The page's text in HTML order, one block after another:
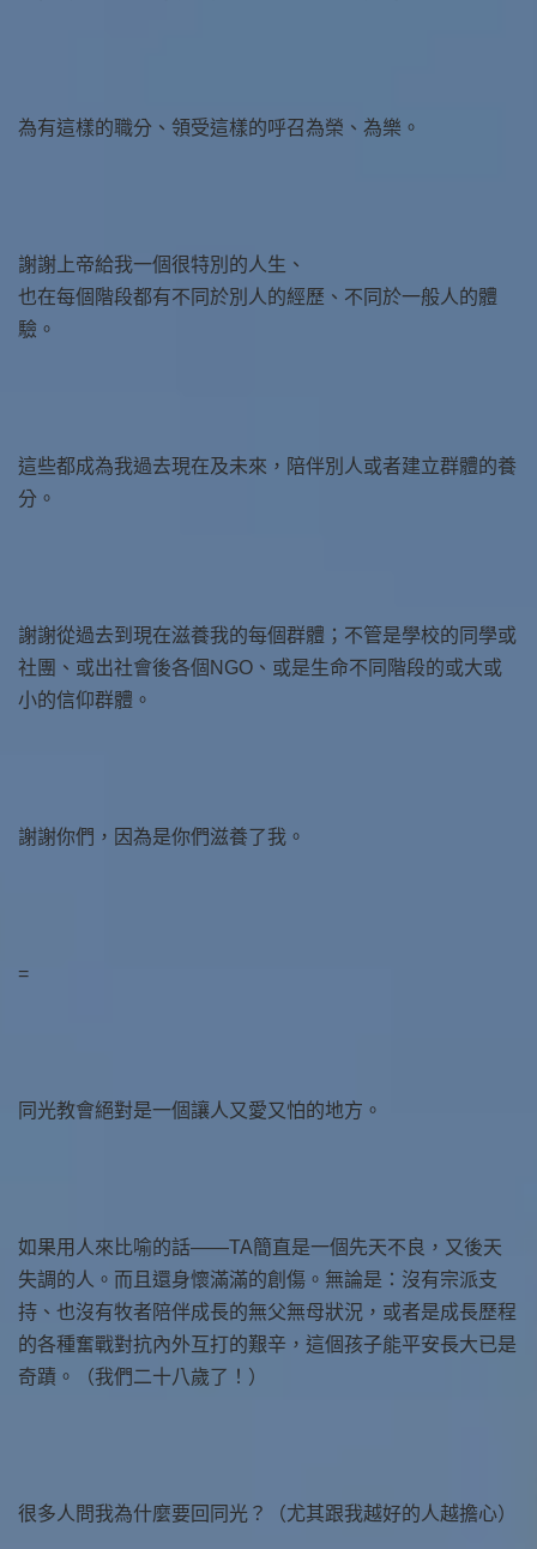
為有這樣的職分、領受這樣的呼召為榮、為樂。
謝謝上帝給我一個很特別的人生、
也在每個階段都有不同於別人的經歷、不同於一般人的體
驗。
這些都成為我過去現在及未來，陪伴別人或者建立群體的養
分。
謝謝從過去到現在滋養我的每個群體；不管是學校的同學或
社團、或出社會後各個NGO、或是生命不同階段的或大或
小的信仰群體。
謝謝你們，因為是你們滋養了我。
=
同光教會絕對是一個讓人又愛又怕的地方。
如果用人來比喻的話——TA簡直是一個先天不良，又後天
失調的人。而且還身懷滿滿的創傷。無論是：沒有宗派支
持、也沒有牧者陪伴成長的無父無母狀況，或者是成長歷程
的各種奮戰對抗內外互打的艱辛，這個孩子能平安長大已是
奇蹟。（我們二十八歲了！）
很多人問我為什麼要回同光？（尤其跟我越好的人越擔心）